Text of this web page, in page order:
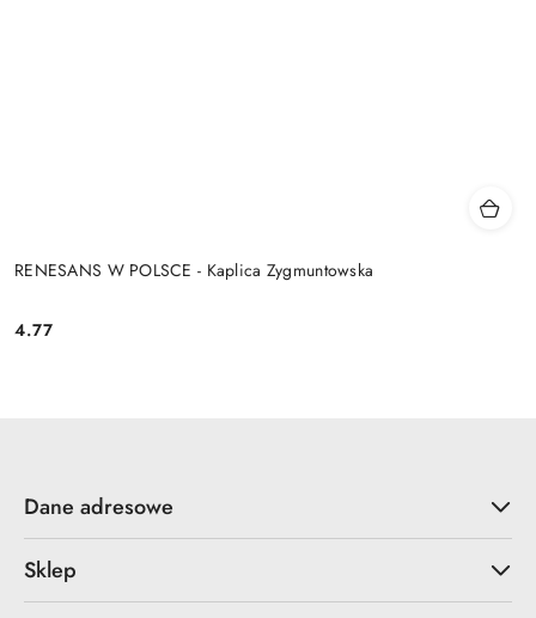
RENESANS W POLSCE - Kaplica Zygmuntowska
Cena:
4.77
Dane adresowe
Sklep